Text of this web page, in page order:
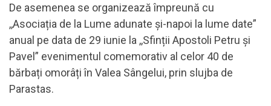
De asemenea se organizează împreună cu
,,Asociația de la Lume adunate și-napoi la lume date”
anual pe data de 29 iunie la ,,Sfinții Apostoli Petru și
Pavel” evenimentul comemorativ al celor 40 de
bărbați omorâți în Valea Sângelui, prin slujba de
Parastas.